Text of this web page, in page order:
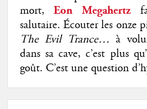
mort, Eon Megahertz
salutaire. Écouter les onze
The Evil Trance… à
dans sa cave, c’est plus
goût. C’est une question